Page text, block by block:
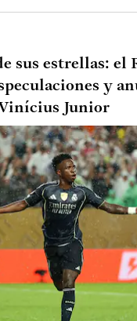
sus estrellas: el
y
Junior